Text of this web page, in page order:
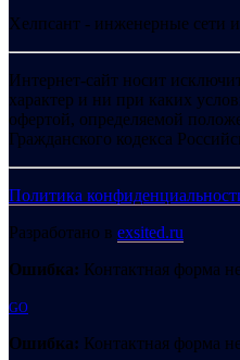
Хелпсант - инженерные сети
Интернет-сайт носит
характер и ни при каких
офертой, определяемой
Гражданского кодекса
Политика
Разработано в exsited.ru
Ошибка: Контактная форма
GO
Ошибка: Контактная форма